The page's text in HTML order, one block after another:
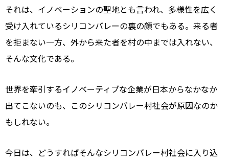
それは、イノベーションの聖地とも言われ、多様性を広く
受け入れているシリコンバレーの裏の顔でもある。来る者
を拒まない一方、外から来た者を村の中までは入れない、
そんな文化である。
世界を牽引するイノベーティブな企業が日本からなかなか
出てこないのも、このシリコンバレー村社会が原因なのか
もしれない。
今日は、どうすればそんなシリコンバレー村社会に入り込